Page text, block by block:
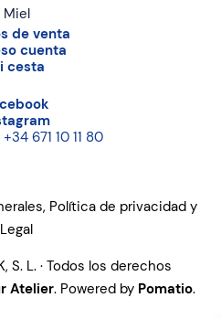
Miel
de venta
cuenta
cesta
+34 671 10 11 80
Política de privacidad y
Legal
S. L. · Todos los derechos
Atelier. Powered by Pomatio.